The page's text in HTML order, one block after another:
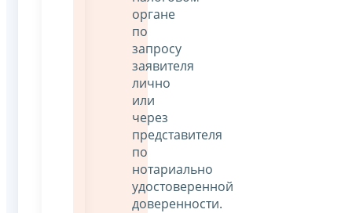
органе
по
запросу
заявителя
лично
или
через
представителя
по
нотариально
удостоверенной
доверенности.